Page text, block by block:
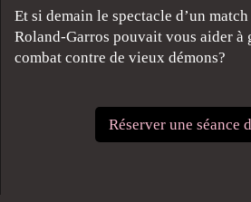
Et si demain le spectacle d’un
Roland-Garros pouvait vous aider à
combat contre de vieux démons?
Réserver une séance